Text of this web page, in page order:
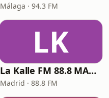
Málaga · 94.3 FM
LK
La Kalle FM 88.8 MADRID
Madrid · 88.8 FM